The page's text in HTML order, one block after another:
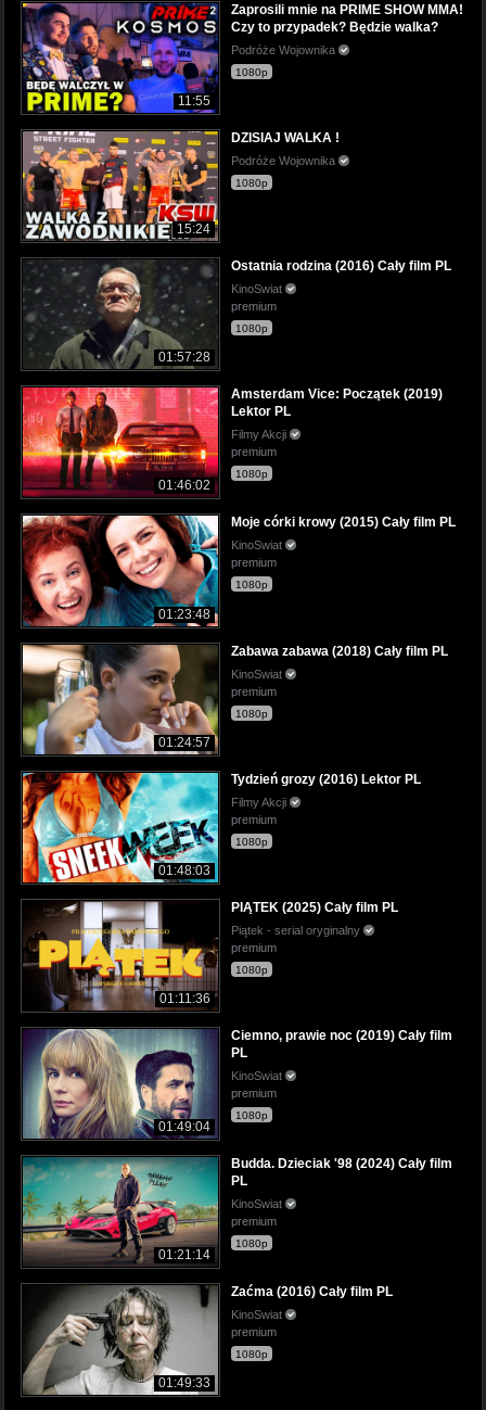
11:55
Zaprosili mnie na PRIME SHOW MMA!
Czy to przypadek? Będzie walka?
Podróże Wojownika
1080p
15:24
DZISIAJ WALKA !
Podróże Wojownika
1080p
01:57:28
Ostatnia rodzina (2016) Cały film PL
KinoSwiat
premium
1080p
01:46:02
Amsterdam Vice: Początek (2019)
Lektor PL
Filmy Akcji
premium
1080p
01:23:48
Moje córki krowy (2015) Cały film PL
KinoSwiat
premium
1080p
01:24:57
Zabawa zabawa (2018) Cały film PL
KinoSwiat
premium
1080p
01:48:03
Tydzień grozy (2016) Lektor PL
Filmy Akcji
premium
1080p
01:11:36
PIĄTEK (2025) Cały film PL
Piątek - serial oryginalny
premium
1080p
01:49:04
Ciemno, prawie noc (2019) Cały film
PL
KinoSwiat
premium
1080p
01:21:14
Budda. Dzieciak '98 (2024) Cały film
PL
KinoSwiat
premium
1080p
01:49:33
Zaćma (2016) Cały film PL
KinoSwiat
premium
1080p